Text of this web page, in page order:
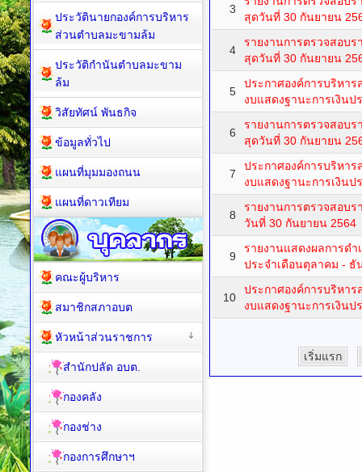
3
สุดวันที่ 30 กันยายน
4
รายงานการตรวจสอบ
สุดวันที่ 30 กันยายน
5
ประกาศองค์การบริหา
งบแสดงฐานะการเงินป
6
รายงานการตรวจสอบ
สุดวันที่ 30 กันยายน
7
ประกาศองค์การบริหา
งบแสดงฐานะการเงินป
8
รายงานการตรวจสอบ
วันที่ 30 กันยายน 2564
9
รายงานแสดงผลการด
ประจำเดือนตุลาคม - ธั
10
ประกาศองค์การบริหา
งบแสดงฐานะการเงิน
เริ่มแรก
ประวัตินายกองค์การบริหาร
ส่วนตำบลมะขามล้ม
ประวัติกำนันตำบลมะขาม
ล้ม
วิสัยทัศน์ พันธกิจ
ข้อมูลทั่วไป
แผนที่มุมมองถนน
แผนที่ดาวเทียม
คณะผู้บริหาร
สมาชิกสภาอบต
หัวหน้าส่วนราชการ
สำนักปลัด อบต.
กองคลัง
กองช่าง
กองการศึกษาฯ